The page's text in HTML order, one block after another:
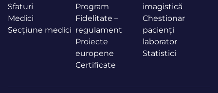
Sfaturi
Medici
Secțiune medici
Program
Fidelitate –
regulament
Proiecte
europene
Certificate
imagistică
Chestionar
pacienți
laborator
Statistici